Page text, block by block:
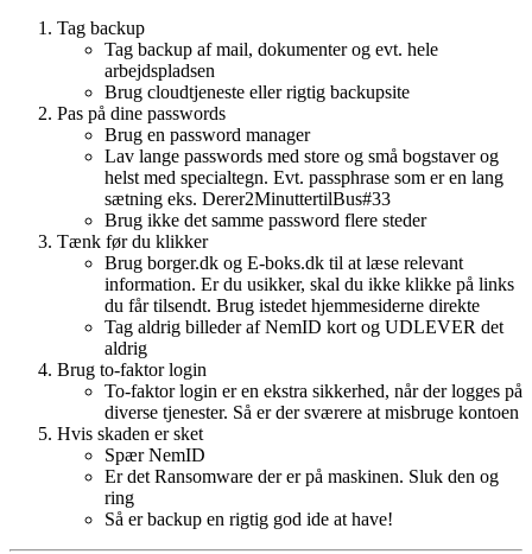
Tag backup
Tag backup af mail, dokumenter og evt. hele
arbejdspladsen
Brug cloudtjeneste eller rigtig backupsite
Pas på dine passwords
Brug en password manager
Lav lange passwords med store og små bogstaver og
helst med specialtegn. Evt. passphrase som er en lang
sætning eks. Derer2MinuttertilBus#33
Brug ikke det samme password flere steder
Tænk før du klikker
Brug borger.dk og E-boks.dk til at læse relevant
information. Er du usikker, skal du ikke klikke på links
du får tilsendt. Brug istedet hjemmesiderne direkte
Tag aldrig billeder af NemID kort og UDLEVER det
aldrig
Brug to-faktor login
To-faktor login er en ekstra sikkerhed, når der logges på
diverse tjenester. Så er der sværere at misbruge kontoen
Hvis skaden er sket
Spær NemID
Er det Ransomware der er på maskinen. Sluk den og
ring
Så er backup en rigtig god ide at have!